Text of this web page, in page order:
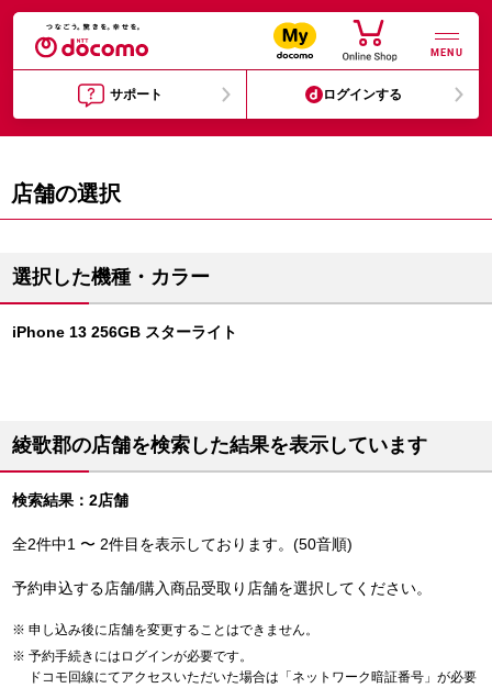
MENU
サポート ログインする
店舗の選択
選択した機種・カラー
iPhone 13 256GB スターライト
綾歌郡の店舗を検索した結果を表示しています
検索結果：2店舗
全2件中1 〜 2件目を表示しております。(50音順)
予約申込する店舗/購入商品受取り店舗を選択してください。
申し込み後に店舗を変更することはできません。
予約手続きにはログインが必要です。
ドコモ回線にてアクセスいただいた場合は「ネットワーク暗証番号」が必要